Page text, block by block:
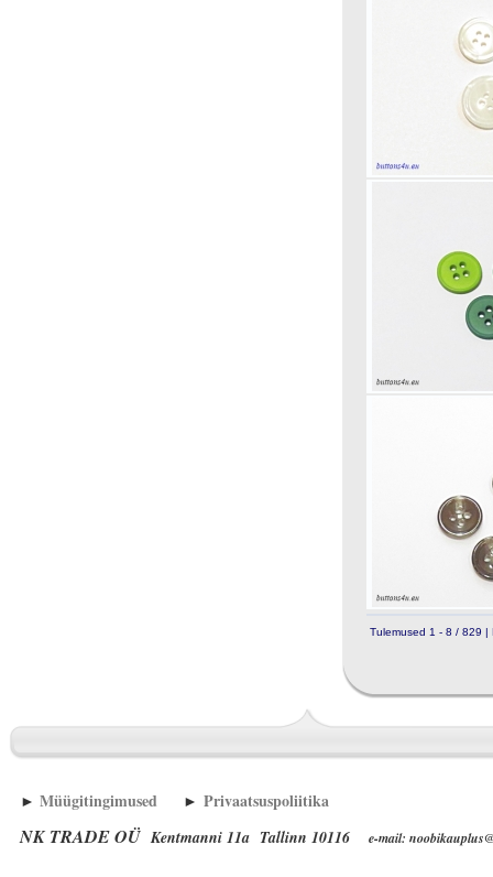
Tulemused 1 - 8 / 829 |
► Müügitingimused ► Privaatsuspoliitika
NK TRADE OÜ Kentmanni 11a Tallinn 10116 e-mail: